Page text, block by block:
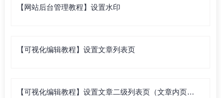
【网站后台管理教程】设置水印
【可视化编辑教程】设置文章列表页
【可视化编辑教程】设置文章二级列表页（文章内页列